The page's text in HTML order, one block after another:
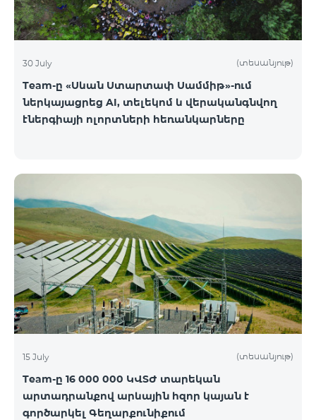
30 July (տեսանյութ)
Team-ը «Սևան Ստարտափ Սամմիթ»-ում
ներկայացրեց AI, տելեկոմ և վերականգնվող
էներգիայի ոլորտների հեռանկարները
15 July (տեսանյութ)
Team-ը 16 000 000 ԿՎՏԺ տարեկան
արտադրանքով արևային հզոր կայան է
գործարկել Գեղարքունիքում